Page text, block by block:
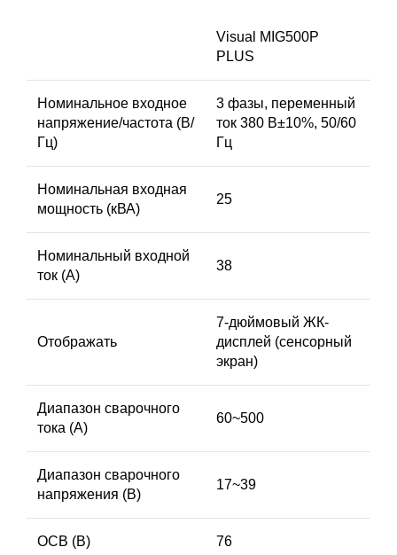
Visual MIG500P
PLUS
Номинальное входное
напряжение/частота (В/
Гц)
3 фазы, переменный
ток 380 В±10%, 50/60
Гц
Номинальная входная
мощность (кВА)
25
Номинальный входной
ток (А)
38
Отображать
7-дюймовый ЖК-
дисплей (сенсорный
экран)
Диапазон сварочного
тока (А)
60~500
Диапазон сварочного
напряжения (В)
17~39
ОСВ (В) 76